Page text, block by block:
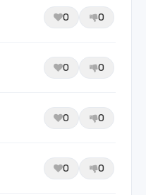
0 0
0 0
0 0
0 0